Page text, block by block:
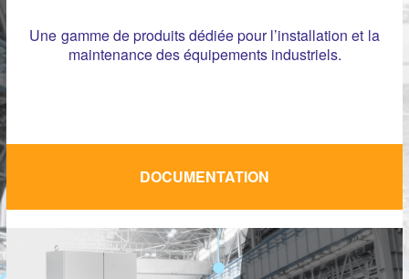
Une gamme de produits dédiée pour l’installation et la
maintenance des équipements industriels.
DOCUMENTATION